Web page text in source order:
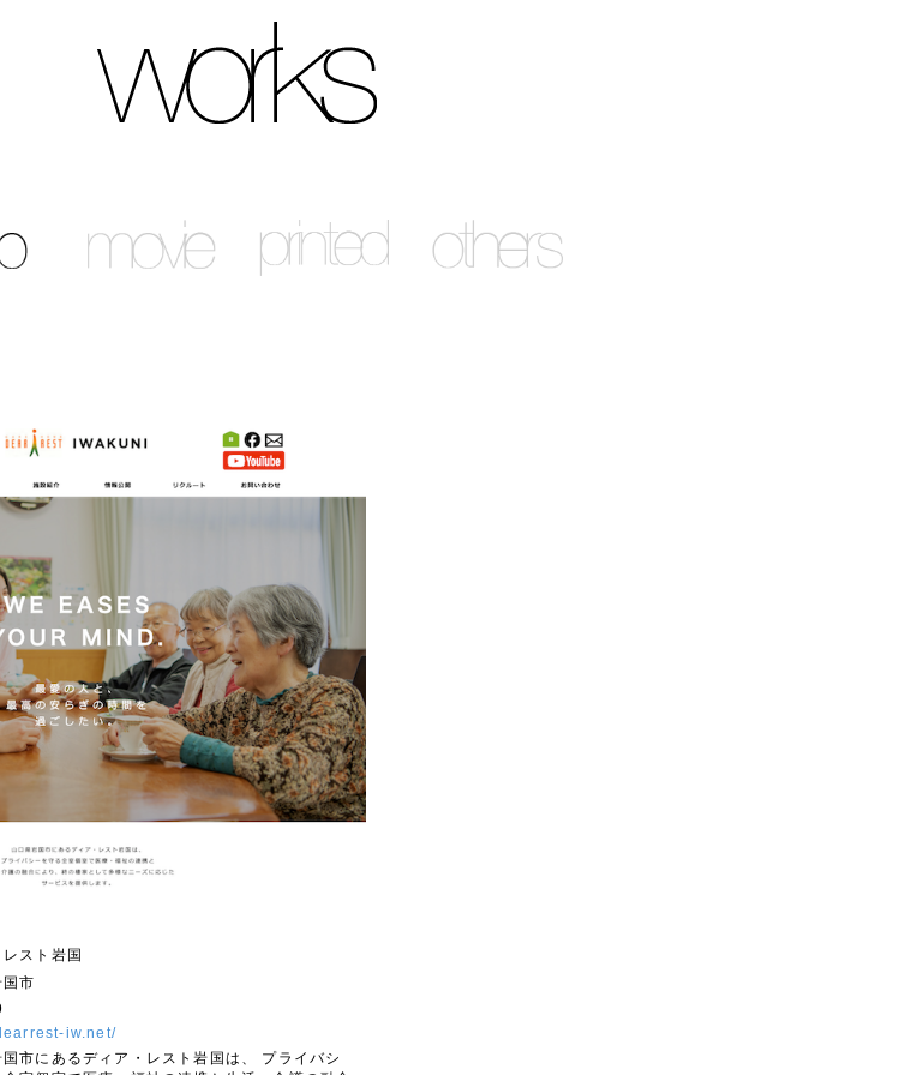
スト岩国
市
iw.net/
国市にあるディア・レスト岩国は、 プライバシ